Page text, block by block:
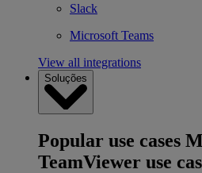
Slack
Microsoft Teams
View all integrations
Soluções
Popular use cases
TeamViewer use